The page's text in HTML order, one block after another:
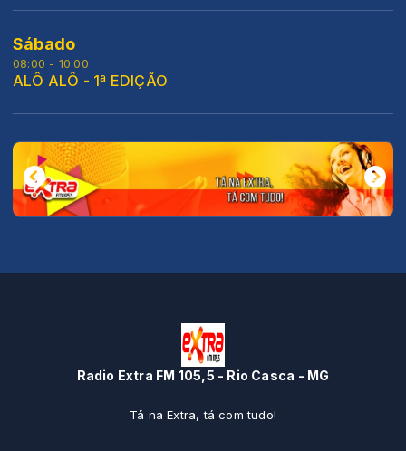
Sábado
08:00 - 10:00
ALÔ ALÔ - 1ª EDIÇÃO
Radio Extra FM 105,5 - Rio Casca - MG
Tá na Extra, tá com tudo!